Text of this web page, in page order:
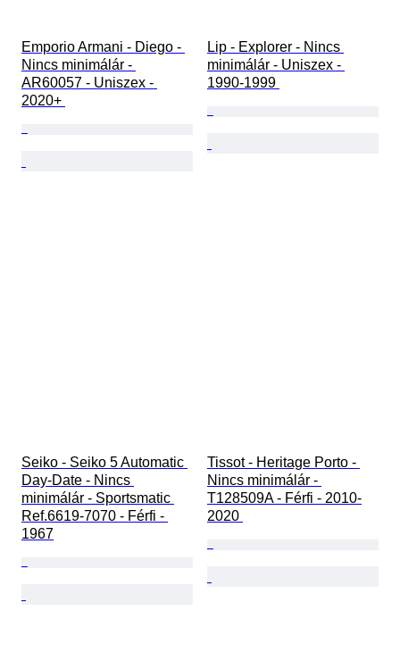
Emporio Armani - Diego -
Nincs minimálár -
AR60057 - Uniszex -
2020+
Lip - Explorer - Nincs
minimálár - Uniszex -
1990-1999
Seiko - Seiko 5 Automatic
Day-Date - Nincs
minimálár - Sportsmatic
Ref.6619-7070 - Férfi -
1967
Tissot - Heritage Porto -
Nincs minimálár -
T128509A - Férfi - 2010-
2020